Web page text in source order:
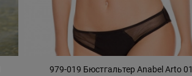
979-019 Бюстгальтер Anabel Arto 01